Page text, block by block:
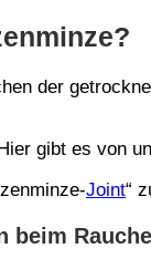
der
gibt es von
Joint“
beim